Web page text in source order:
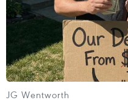
JG Wentworth